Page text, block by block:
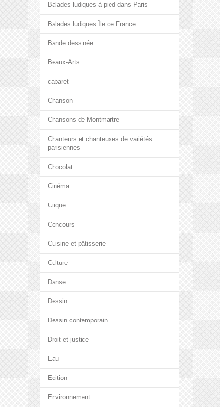
Balades ludiques à pied dans Paris
Balades ludiques Île de France
Bande dessinée
Beaux-Arts
cabaret
Chanson
Chansons de Montmartre
Chanteurs et chanteuses de variétés
parisiennes
Chocolat
Cinéma
Cirque
Concours
Cuisine et pâtisserie
Culture
Danse
Dessin
Dessin contemporain
Droit et justice
Eau
Edition
Environnement